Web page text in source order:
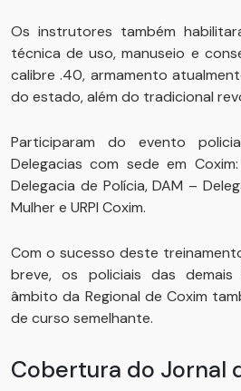
Os instrutores também
técnica de uso, manuseio e
calibre .40, armamento
do estado, além do tradicional
Participaram do evento
Delegacias com sede em Coxim:
Delegacia de Polícia, DAM –
Mulher e URPI Coxim.
Com o sucesso deste
breve, os policiais das
âmbito da Regional de Coxim
de curso semelhante.
Cobertura do Jornal